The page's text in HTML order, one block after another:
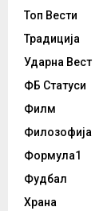
Топ Вести
Традиција
Ударна Вест
ФБ Статуси
Филм
Филозофија
Формула1
Фудбал
Храна